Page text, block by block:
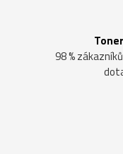
98 %